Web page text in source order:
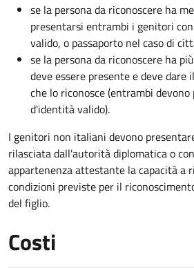
se la persona da riconoscere ha
presentarsi entrambi i genitori
valido, o passaporto nel caso di
se la persona da riconoscere ha
deve essere presente e deve dare
che lo riconosce (entrambi
d'identità valido).
I genitori non italiani devono
rilasciata dall'autorità diplomatica o
appartenenza attestante la capacità a
condizioni previste per il
del figlio.
Costi